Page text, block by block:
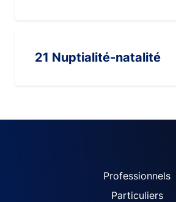
21 Nuptialité-natalité
ACPR siteProfessionnels
Particuliers